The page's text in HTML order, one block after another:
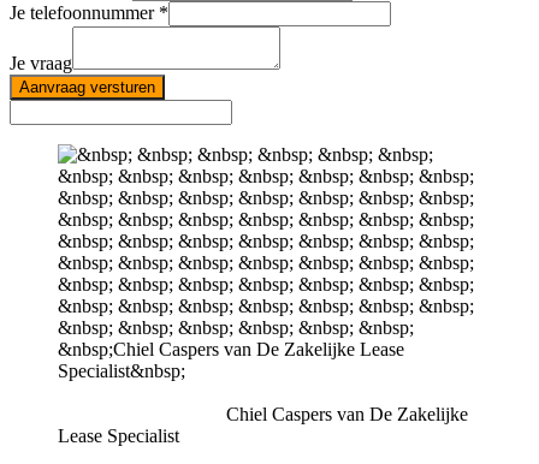
Je telefoonnummer
Je vraag
Aanvraag versturen
Chiel Caspers van De Zakelijke
Lease Specialist